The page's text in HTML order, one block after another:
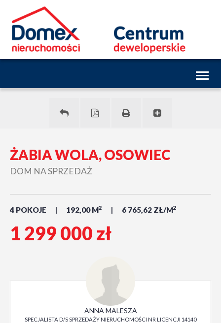
ŻABIA WOLA, OSOWIEC
DOM NA SPRZEDAŻ
4 POKOJE 192,00 M2 6 765,62 ZŁ/M2
1 299 000 zł
ANNA MALESZA
SPECJALISTA D/S SPRZEDAŻY NIERUCHOMOŚCI NR LICENCJI 14140